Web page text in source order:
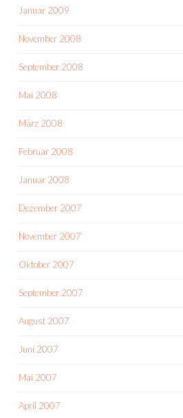
Januar 2009
November 2008
September 2008
Mai 2008
März 2008
Februar 2008
Januar 2008
Dezember 2007
November 2007
Oktober 2007
September 2007
August 2007
Juni 2007
Mai 2007
April 2007